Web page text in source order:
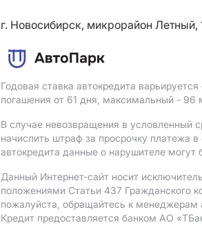
г. Новосибирск, микрорайон Летный,
Годовая ставка автокредита варьируется
погашения от 61 дня, максимальный -
В случае невозвращения в условленный
начислить штраф за просрочку платежа
автокредита данные о нарушителе могут
Данный Интернет-сайт носит
положениями Статьи 437 Гражданского
пожалуйста, обращайтесь к менеджерам
Кредит предоставляется банком АO